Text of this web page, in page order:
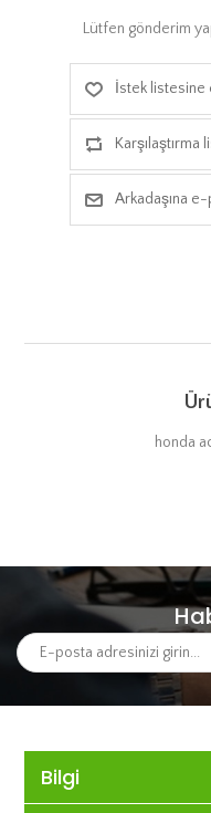
Lütfen gönderim
İstek listesine
Karşılaştırma
Arkadaşına
honda
Bilgi